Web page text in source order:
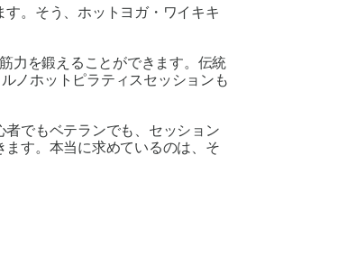
。そう、ホットヨガ・ワイキキ
力を鍛えることができます。伝統
ノホットピラティスセッションも
でもベテランでも、セッション
す。本当に求めているのは、そ